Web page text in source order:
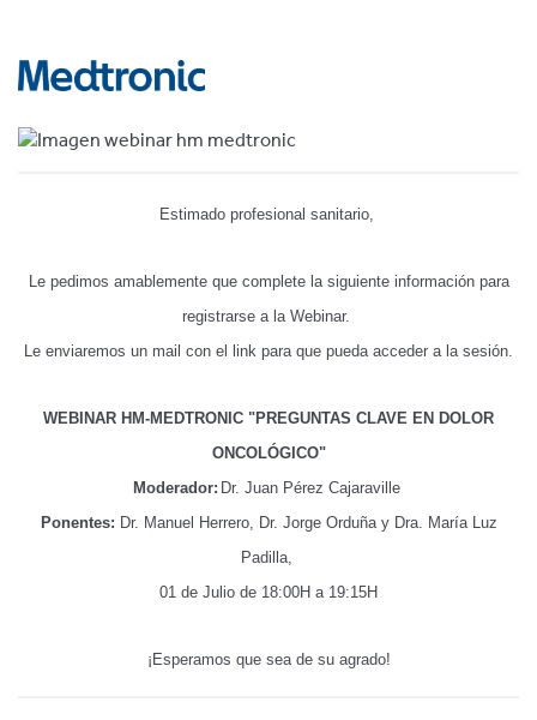
Estimado profesional sanitario,
Le pedimos amablemente que complete la siguiente información para
registrarse a la Webinar.
Le enviaremos un mail con el link para que pueda acceder a la sesión.
WEBINAR HM-MEDTRONIC "PREGUNTAS CLAVE EN DOLOR
ONCOLÓGICO"
Moderador: Dr. Juan Pérez Cajaraville
Ponentes: Dr. Manuel Herrero, Dr. Jorge Orduña y Dra. María Luz
Padilla,
01 de Julio de 18:00H a 19:15H
¡Esperamos que sea de su agrado!